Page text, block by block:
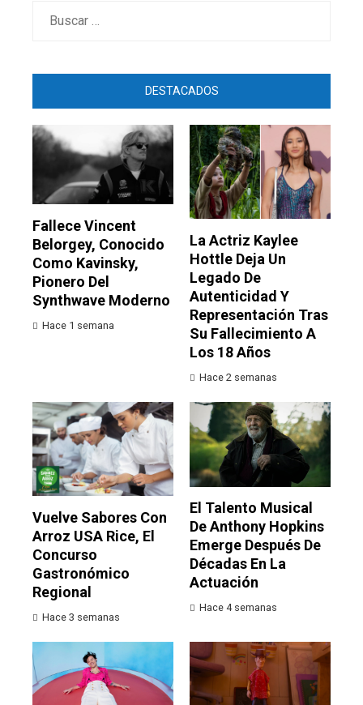
DESTACADOS
Fallece Vincent
Belorgey, Conocido
Como Kavinsky,
Pionero Del
Synthwave Moderno
Hace 1 semana
La Actriz Kaylee
Hottle Deja Un
Legado De
Autenticidad Y
Representación Tras
Su Fallecimiento A
Los 18 Años
Hace 2 semanas
Vuelve Sabores Con
Arroz USA Rice, El
Concurso
Gastronómico
Regional
Hace 3 semanas
El Talento Musical
De Anthony Hopkins
Emerge Después De
Décadas En La
Actuación
Hace 4 semanas